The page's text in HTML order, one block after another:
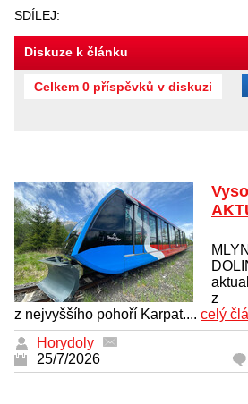
SDÍLEJ:
Diskuze k článku
Celkem 0 příspěvků v diskuzi
z
z nejvyššího pohoří Karpat.... celý
Horydoly
25/7/2026